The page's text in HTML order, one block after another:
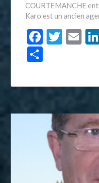
COURTEMANCHE
Karo est un ancien